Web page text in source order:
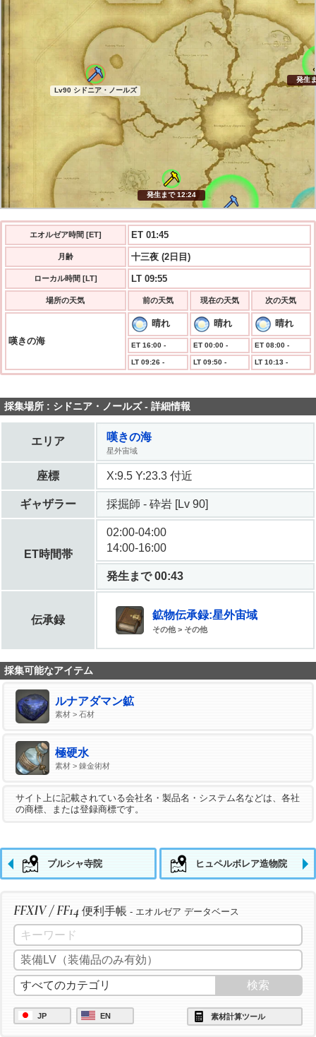
発生まで 12:23
Lv90 シドニア・ノールズ
発生
エオルゼア時間 [ET] ET 01:45
月齢 十三夜 (2日目)
ローカル時間 [LT] LT 09:55
場所の天気 前の天気 現在の天気 次の天気
嘆きの海
晴れ 晴れ 晴れ
ET 16:00 - ET 00:00 - ET 08:00 -
LT 09:26 - LT 09:50 - LT 10:13 -
採集場所 : シドニア・ノールズ - 詳細情報
エリア 嘆きの海
星外宙域
座標 X:9.5 Y:23.3 付近
ギャザラー 採掘師 - 砕岩 [Lv 90]
ET時間帯
02:00-04:00
14:00-16:00
発生まで 00:43
伝承録 鉱物伝承録:星外宙域
その他 > その他
採集可能なアイテム
ルナアダマン鉱
素材 > 石材
極硬水
素材 > 錬金術材
サイト上に記載されている会社名・製品名・システム名などは、各社
の商標、または登録商標です。
プルシャ寺院 ヒュペルボレア造物院
FFXIV / FF14 便利手帳 - エオルゼア データベース
JP EN 素材計算ツール